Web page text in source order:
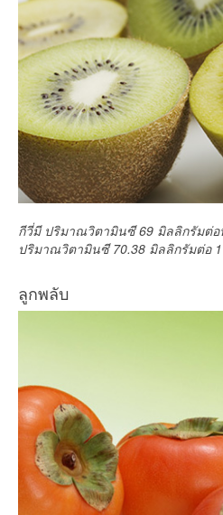
กีวี่มี ปริมาณวิตามินซี 69 มิลลิกรัมต่
ปริมาณวิตามินซี 70.38 มิลลิกรัมต่อ
ลูกพลับ